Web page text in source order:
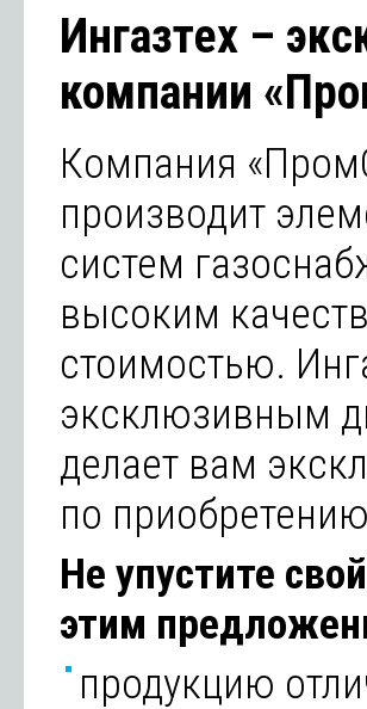
Ингазтех –
компании
Компания
производит
систем
высоким
стоимостью.
эксклюзивным
делает вам
по
Не упустите
этим
продукцию